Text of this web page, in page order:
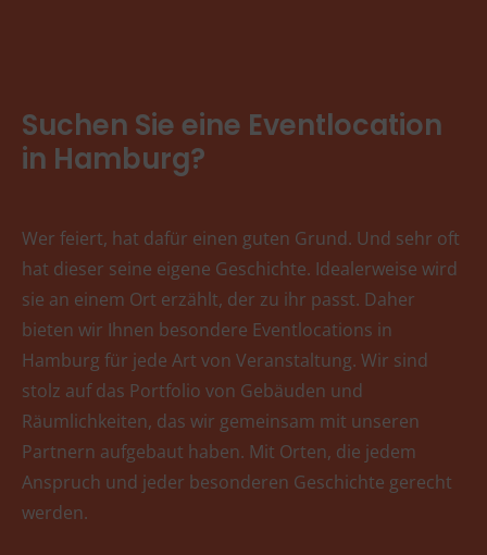
Suchen Sie eine Eventlocation
in Hamburg?
Wer feiert, hat dafür einen guten Grund. Und sehr oft
hat dieser seine eigene Geschichte. Idealerweise wird
sie an einem Ort erzählt, der zu ihr passt. Daher
bieten wir Ihnen besondere Eventlocations in
Hamburg für jede Art von Veranstaltung. Wir sind
stolz auf das Portfolio von Gebäuden und
Räumlichkeiten, das wir gemeinsam mit unseren
Partnern aufgebaut haben. Mit Orten, die jedem
Anspruch und jeder besonderen Geschichte gerecht
werden.